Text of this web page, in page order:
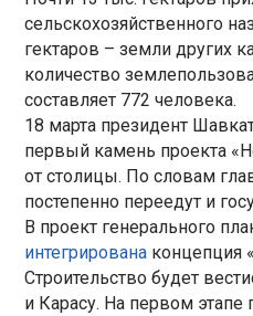
сельскохозяйственного
гектаров – земли других
количество
составляет 772 человека.
18 марта президент
первый камень проекта
от столицы. По словам
постепенно переедут и
В проект генерального
интегрирована концепция
Строительство будет
и Карасу. На первом этапе